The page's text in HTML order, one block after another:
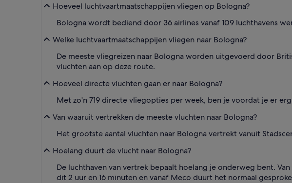
Hoeveel luchtvaartmaatschappijen vliegen op Bologna?
Bologna wordt bediend door 36 airlines vanaf 109 luchthavens
Welke luchtvaartmaatschappijen vliegen naar Bologna?
De meeste vliegreizen naar Bologna worden uitgevoerd door
vluchten aan op deze route.
Hoeveel directe vluchten gaan er naar Bologna?
Met zo'n 719 directe vliegopties per week, ben je voordat je er
Van waaruit vertrekken de meeste vluchten naar Bologna?
Het grootste aantal vluchten naar Bologna vertrekt vanuit
Hoelang duurt de vlucht naar Bologna?
De luchthaven van vertrek bepaalt hoelang je onderweg bent.
dit 2 uur en 16 minuten en vanaf Meco duurt het normaal